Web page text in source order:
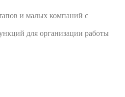
и малых компаний с
для организации работы